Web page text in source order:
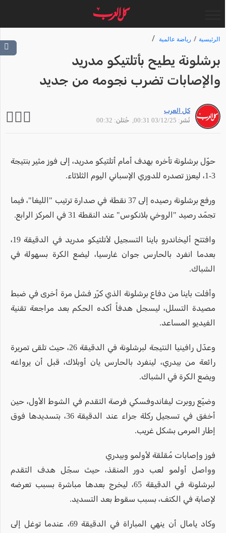
الرئيسية رياضة عالمية
برشلونة يطيح بأتلتيكو مدريد
والإصابات تضرب نجومه من جديد
كل العرب
نُشر: 03/12/25 00:31
, حُتلن: 00:32
حوّل برشلونة تأخره بهدف أمام أتلتيكو مدريد، إلى فوز مثير بنتيجة
3-1، ليعزز تصدره للدوري الإسباني اليوم الثلاثاء.
ورفع برشلونة رصيده إلى 37 نقطة في صدارة ترتيب "الليغا"، فيما
تجمّد رصيد "الروخي بلانكوس" عند النقطة 31 في المركز الرابع.
وافتتح أليخاندرو باينا التسجيل لأتلتيكو مدريد في الدقيقة 19،
بعدما انفرد بالحارس جوان غارسيا، ليضع الكرة بسهولة في
الشباك.
وأفلت باينا من دفاع برشلونة الذي كرّر فشل مرة أخرى في ضبط
مصيدة التسلل، ليسجل هدفاً أكده الحكم بعد مراجعة تقنية
الفيديو المساعد.
وعدّل رافينيا النتيجة لبرشلونة في الدقيقة 26، حيث تلقى تمريرة
رائعة من بيدري، لينفرد بالحارس يان أوبلاك، قبل أن يرواغه
ويضع الكرة في الشباك.
وضيّع روبرت ليفاندوفسكي فرصة التقدم في الشوط الأول، حين
أخفق في تسجيل ركلة جزاء عند الدقيقة 36، بتسديدها فوق
إطار المرمى بشكل غريب.
فوز وإصابات مُقلقة لأولمو وبيدري
وواصل أولمو لعب دور المنقذ، حيث سجّل هدف التقدم
لبرشلونة في الدقيقة 65، ليخرج بعدها مباشرة بسبب تعرضه
لإصابة في الكتف، بسبب سقوط بعد التسديد.
وكاد يامال أن ينهي المباراة في الدقيقة 69، عندما توغل إلى